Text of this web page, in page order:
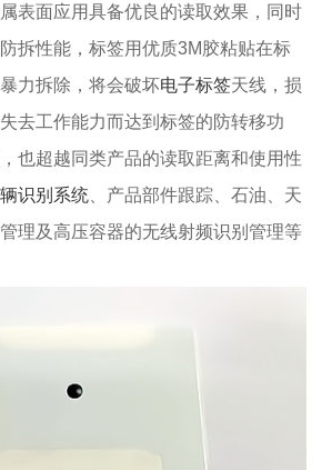
表面应用具备优良的读取效果，同时
拆性能，标签用优质3M胶粘贴在标
力拆除，将会破坏电子标签天线，损
去工作能力而达到标签的防转移功
也超越同类产品的读取距离和使用性
识别系统 、产品部件跟踪、石油、天
理及高压容器的无线射频识别管理等